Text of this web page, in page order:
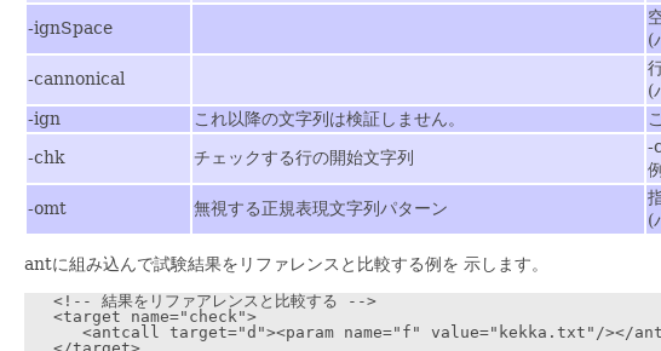
-ignSpace
(
-cannonical
(
-ign
これ以降の文字列は検証しません。
-chk
チェックする行の開始文字列
-
-omt
無視する正規表現文字列パターン
(
antに組み込んで試験結果をリファレンスと比較する例を 示します。
   <!-- 結果をリファアレンスと比較する -->
   <target name="check">
<antcall target="d"><param name="f" value="kekka.txt"/></